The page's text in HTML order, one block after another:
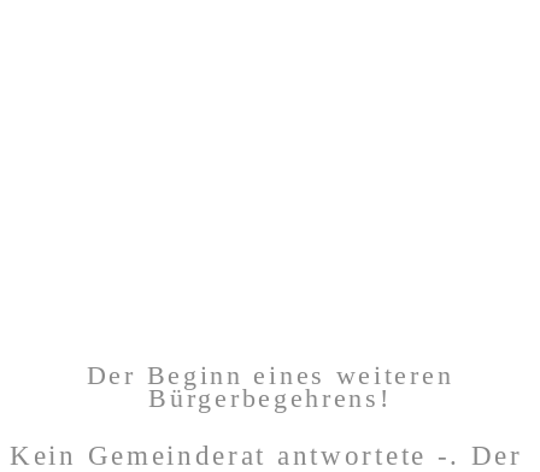
Der Beginn eines weiteren
Bürgerbegehrens!
Kein Gemeinderat antwortete -. Der